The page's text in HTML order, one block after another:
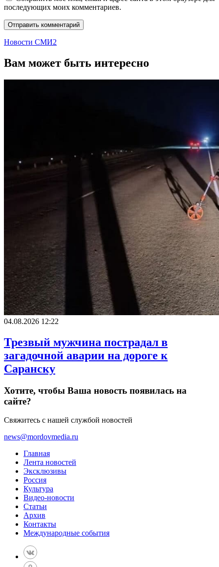
последующих моих комментариев.
Новости СМИ2
Вам может быть интересно
04.08.2026 12:22
Трезвый мужчина пострадал в
загадочной аварии на дороге к
Саранску
Хотите, чтобы Ваша новость появилась на
сайте?
Свяжитесь с нашей службой новостей
news@mordovmedia.ru
Главная
Лента новостей
Эксклюзивы
Россия
Культура
Видео-новости
Статьи
Архив
Контакты
Международные события